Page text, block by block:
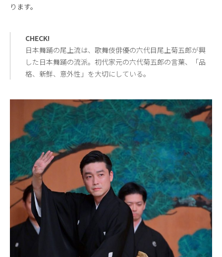
ります。
CHECK!
日本舞踊の尾上流は、歌舞伎俳優の六代目尾上菊五郎が興
した日本舞踊の流派。初代家元の六代菊五郎の言葉、「品
格、新鮮、意外性」を大切にしている。